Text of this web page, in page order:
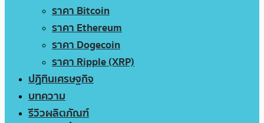
ราคา Bitcoin
ราคา Ethereum
ราคา Dogecoin
ราคา Ripple (XRP)
ปฏิทินเศรษฐกิจ
บทความ
รีวิวผลิตภัณฑ์